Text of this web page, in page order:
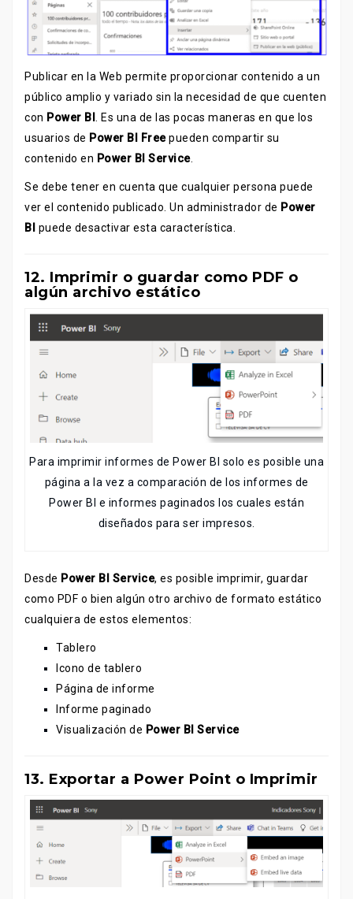
Publicar en la Web permite proporcionar contenido a un
público amplio y variado sin la necesidad de que cuenten
con Power BI . Es una de las pocas maneras en que los
usuarios de Power BI Freepueden compartir su
contenido en Power BI Service.
Se debe tener en cuenta que cualquier persona puede
ver el contenido publicado. Un administrador de Power
BI puede desactivar esta característica.
12. Imprimir o guardar como PDF o
algún archivo estático
Para imprimir informes de Power BI solo es posible una
página a la vez a comparación de los informes de
Power BI e informes paginados los cuales están
diseñados para ser impresos.
Desde Power BI Service, es posible imprimir, guardar
como PDF o bien algún otro archivo de formato estático
cualquiera de estos elementos:
Tablero
Icono de tablero
Página de informe
Informe paginado
Visualización de Power BI Service
13. Exportar a Power Point o Imprimir